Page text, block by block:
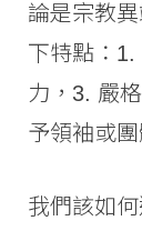
論是宗教
下特點：
力，3. 嚴
予領袖或
我們該如